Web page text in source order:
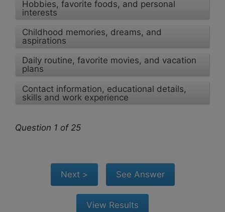
Hobbies, favorite foods, and personal
interests
Childhood memories, dreams, and
aspirations
Daily routine, favorite movies, and vacation
plans
Contact information, educational details,
skills and work experience
Question 1 of 25